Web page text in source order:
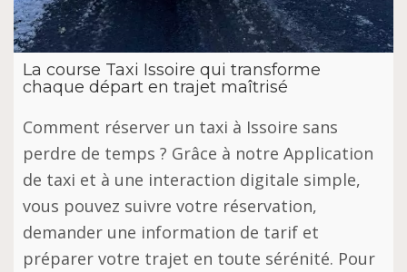
La course Taxi Issoire qui transforme
chaque départ en trajet maîtrisé
Comment réserver un taxi à Issoire sans
perdre de temps ? Grâce à notre Application
de taxi et à une interaction digitale simple,
vous pouvez suivre votre réservation,
demander une information de tarif et
préparer votre trajet en toute sérénité. Pour